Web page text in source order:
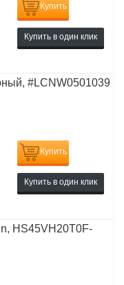
Купить
Купить в один клик
#LCNW0501039
Купить
Купить в один клик
HS45VH20T0F-